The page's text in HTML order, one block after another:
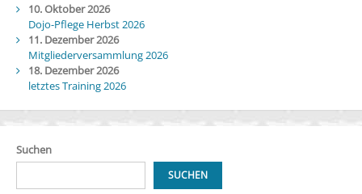
10. Oktober 2026
Dojo-Pflege Herbst 2026
11. Dezember 2026
Mitgliederversammlung 2026
18. Dezember 2026
letztes Training 2026
Suchen
SUCHEN